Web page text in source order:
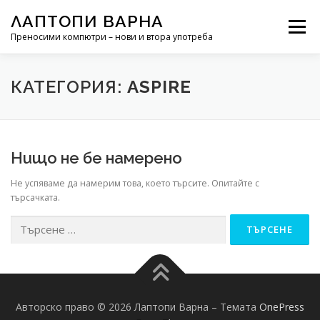
ЛАПТОПИ ВАРНА
Преносими компютри – нови и втора употреба
Меню
РЕМОНТ НА ЛАПТОП НОВИНИ
КАТЕГОРИЯ: ASPIRE
Нищо не бе намерено
Не успяваме да намерим това, което търсите. Опитайте с
търсачката.
Авторско право © 2026 Лаптопи Варна – Темата OnePress